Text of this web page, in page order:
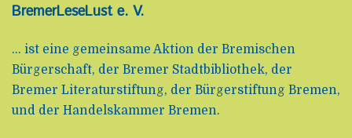
BremerLeseLust e. V.
... ist eine gemeinsame Aktion der Bremischen
Bürgerschaft, der Bremer Stadtbibliothek, der
Bremer Literaturstiftung, der Bürgerstiftung Bremen,
und der Handelskammer Bremen.